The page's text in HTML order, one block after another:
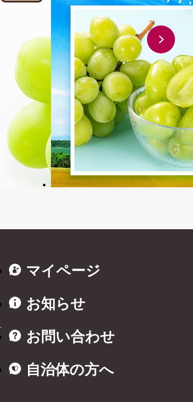
マイページ
お知らせ
お問い合わせ
自治体の方へ